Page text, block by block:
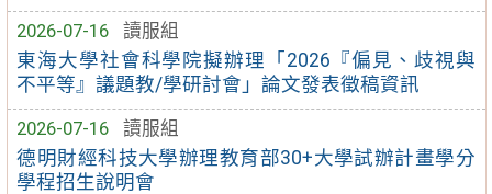
2026-07-16
讀服組
東海大學社會科學院擬辦理「2026『偏見、歧視與
不平等』議題教/學研討會」論文發表徵稿資訊
2026-07-16
讀服組
德明財經科技大學辦理教育部30+大學試辦計畫學分
學程招生說明會